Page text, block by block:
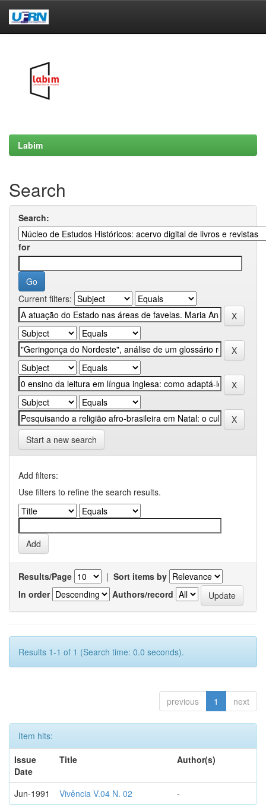
Labim
Search
Search:
for
Current filters:
Start a new search
Add filters:
Use filters to refine the search results.
Results/Page | Sort items by
In order
Authors/record
Results 1-1 of 1 (Search time: 0.0 seconds).
previous 1 next
Item hits:
Issue
Date
Title Author(s)
Jun-1991 Vivência V.04 N. 02 -